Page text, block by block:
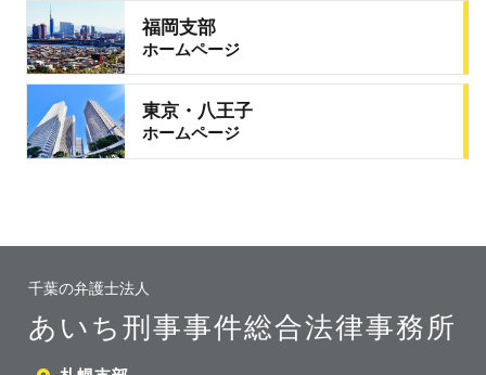
福岡支部
ホームページ
東京・八王子
ホームページ
千葉の弁護士法人
あいち刑事事件総合法律事務所